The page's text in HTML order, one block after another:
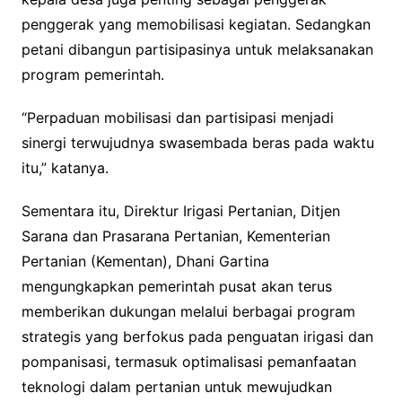
penggerak yang memobilisasi kegiatan. Sedangkan
petani dibangun partisipasinya untuk melaksanakan
program pemerintah.
“Perpaduan mobilisasi dan partisipasi menjadi
sinergi terwujudnya swasembada beras pada waktu
itu,” katanya.
Sementara itu, Direktur Irigasi Pertanian, Ditjen
Sarana dan Prasarana Pertanian, Kementerian
Pertanian (Kementan), Dhani Gartina
mengungkapkan pemerintah pusat akan terus
memberikan dukungan melalui berbagai program
strategis yang berfokus pada penguatan irigasi dan
pompanisasi, termasuk optimalisasi pemanfaatan
teknologi dalam pertanian untuk mewujudkan